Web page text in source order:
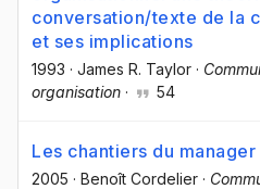
conversation/texte de la
et ses implications
1993 · James R. Taylor ·
organisation · 54
Les chantiers du manager
2005 · Benoît Cordelier ·